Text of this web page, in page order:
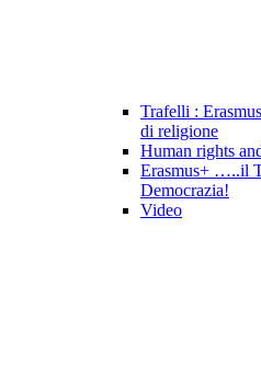
Trafelli :
di religione
Human rights
Erasmus+ …..il
Democrazia!
Video